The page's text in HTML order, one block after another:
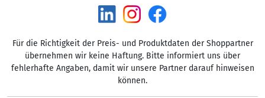
Für die Richtigkeit der Preis- und Produktdaten der Shoppartner
übernehmen wir keine Haftung. Bitte informiert uns über
fehlerhafte Angaben, damit wir unsere Partner darauf hinweisen
können.